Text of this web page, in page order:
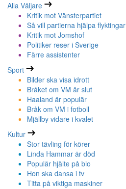
Alla Väljare
Kritik mot Vänsterpartiet
Så vill partierna hjälpa flyktingar
Kritik mot Jomshof
Politiker reser i Sverige
Färre assistenter
Sport
Bilder ska visa idrott
Bråket om VM är slut
Haaland är populär
Bråk om VM i fotboll
Mjällby vidare i kvalet
Kultur
Stor tävling för körer
Linda Hammar är död
Populär hjälte på bio
Hon ska dansa i tv
Titta på viktiga maskiner